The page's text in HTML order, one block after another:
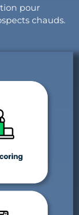
pour
chauds.